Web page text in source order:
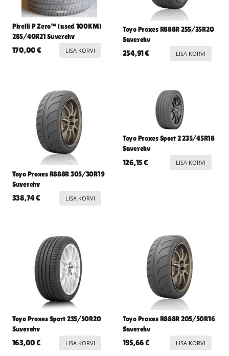
Pirelli P Zero™ (used 100KM)
285/40R21 Suverehv
170,00€ LISA KORVI
Toyo Proxes R888R 255/35R20
Suverehv
254,91€ LISA KORVI
Toyo Proxes R888R 305/30R19
Suverehv
338,74€ LISA KORVI
Toyo Proxes Sport 2 235/45R18
Suverehv
126,15€ LISA KORVI
Toyo Proxes Sport 235/50R20
Suverehv
163,00€ LISA KORVI
Toyo Proxes R888R 205/50R16
Suverehv
195,66€ LISA KORVI